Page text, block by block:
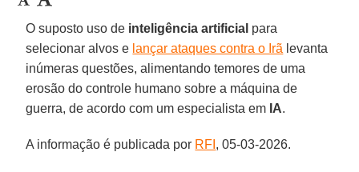
O suposto uso de inteligência artificial para
selecionar alvos e lançar ataques contra o Irã levanta
inúmeras questões, alimentando temores de uma
erosão do controle humano sobre a máquina de
guerra, de acordo com um especialista em IA.
A informação é publicada por RFI , 05-03-2026.